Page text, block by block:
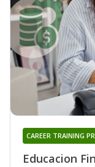
Educacion
CAREER TRAINING